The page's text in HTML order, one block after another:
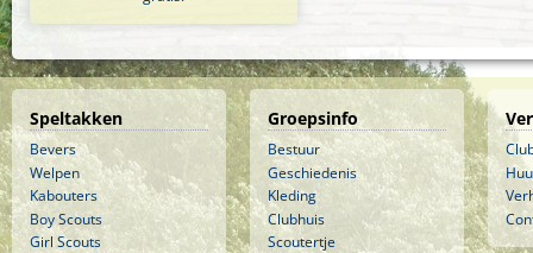
Speltakken
Bevers
Welpen
Kabouters
Boy Scouts
Girl Scouts
Groepsinfo
Bestuur
Geschiedenis
Kleding
Clubhuis
Scoutertje